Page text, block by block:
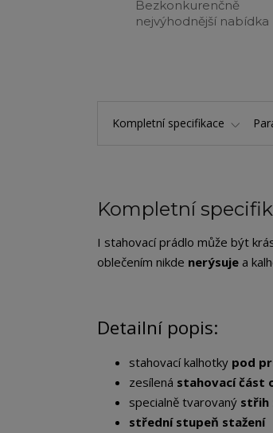
Bezkonkurenčně
nejvýhodnější nabídka
Kompletní specifikace
Kompletní
I stahovací prádlo může být
oblečením nikde nerýsuje a
Detailní popis:
stahovací kalhotky pod
zesílená stahovací část
specialně tvarovaný střih
střední stupeň stažení